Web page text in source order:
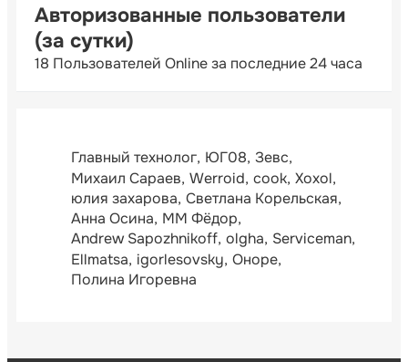
Авторизованные пользователи
(за сутки)
18 Пользователей Online за последние 24 часа
Главный технолог ЮГ08 Зевс
Михаил Сараев Werroid cook Xoxol
юлия захарова Светлана Корельская
Анна Осина ММ Фёдор
Andrew Sapozhnikoff olgha Serviceman
Ellmatsa igorlesovsky Оноре
Полина Игоревна